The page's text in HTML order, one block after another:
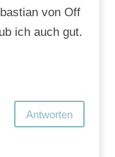
von Off
ich auch gut.
Antworten